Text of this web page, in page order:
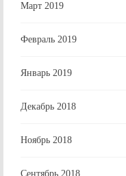
Март 2019
Февраль 2019
Январь 2019
Декабрь 2018
Ноябрь 2018
Сентябрь 2018